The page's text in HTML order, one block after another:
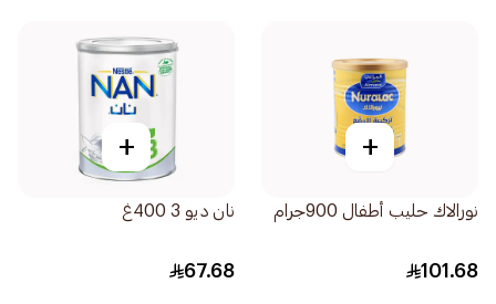
+
نورالاك حليب أطفال 900جرام
101.68
+
نان ديو 3 400غ
67.68